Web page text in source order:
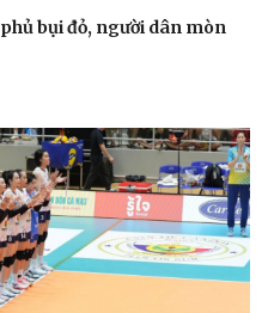
Giải trí
Nghệ sĩ
Thời trang
Sao Việt
bụi đỏ, người dân mòn